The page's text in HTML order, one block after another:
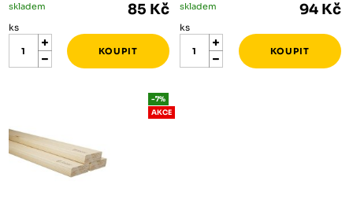
skladem 85 Kč
ks
skladem 94 Kč
ks
-7%
AKCE